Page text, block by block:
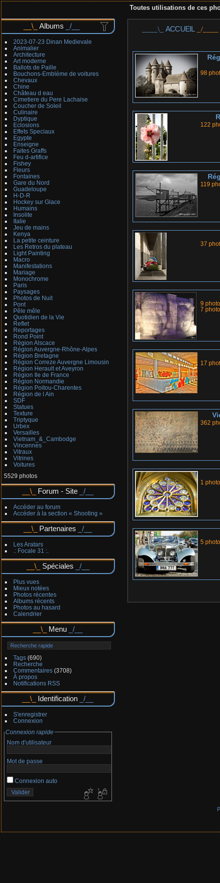
Toutes utilisations de ces
Albums
2023-07-23 Dinan Medievale
Animalier
Architecture
Art moderne
Ballots de Paille
Bouchons-Emblème de voitures
Chevaux
Chine
Château d eau
Cimetiere du Pere Lachaise
Coucher de Soleil
Culinaire
Dyptique
Eclosions
Effets Speciaux
Egypte
Enseigne
Faites Graffs
Feu d-artifice
Fishey
Fleurs
Fontaines
Gare du Nord
Guadeloupe
H-D-R
Hockey sur Glace
Humains
Insolite
Italie
Jeu de mains
Kenya
La petite ceinture
Les Retros du plateau
Light Painting
Macro
Manifestations
Mariage
Monochrome
Paris
Paysages
Photos de Nuit
Pont
Pêle mêle
Quotidien de la Vie
Reflet
Reportages
Rond Point
Région Alscace
Région Auvergne-Rhône-Alpes
Région Bretagne
Région Correze Auvergne Limousin
Région Herault et Aveyron
Région Ile de France
Région Normandie
Région Poitou-Charentes
Région de l Ain
SDF
Statues
Texture
Triptyque
Urbex
Versailles
Vietnam_&_Cambodge
Vincennes
Vitraux
Vitrines
Voitures
5529 photos
Forum - Site
Accéder au forum
Accéder à la section « Shooting »
Partenaires
Les Aratars
.: Focale 31 :.
Spéciales
Plus vues
Mieux notées
Photos récentes
Albums récents
Photos au hasard
Calendrier
Menu
Tags(690)
Recherche
Commentaires(3708)
À propos
Notifications RSS
Identification
S'enregistrer
Connexion
Connexion rapide
Nom d'utilisateur
Mot de passe
Connexion auto
ACCUEIL
98
122
119
37
9
7
17
362
1 photo
5